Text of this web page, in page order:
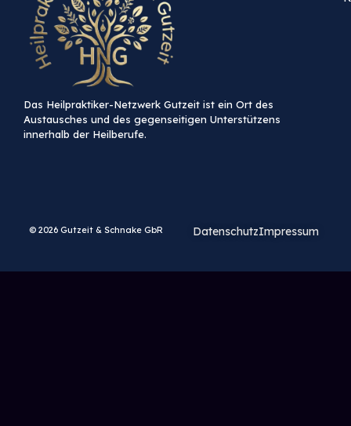
Das Heilpraktiker-Netzwerk Gutzeit ist ein Ort des
Austausches und des gegenseitigen Unterstützens
innerhalb der Heilberufe.
© 2026 Gutzeit & Schnake GbR DatenschutzImpressum